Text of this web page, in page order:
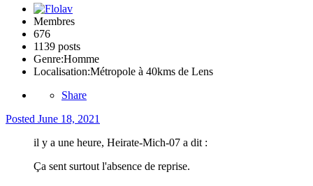
Membres
676
1139 posts
Genre:Homme
Localisation:Métropole à 40kms de Lens
Share
Posted June 18, 2021
il y a une heure, Heirate-Mich-07 a dit :
Ça sent surtout l'absence de reprise.